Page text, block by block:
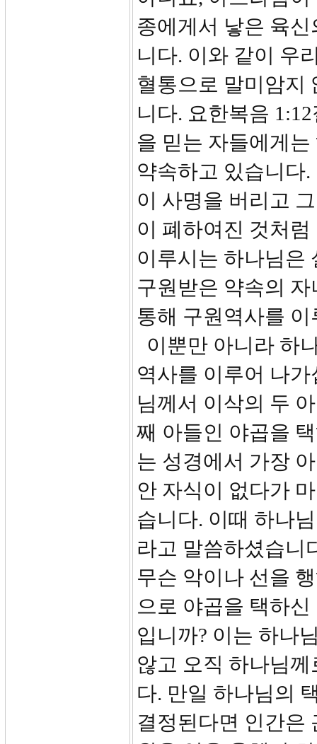
종에게서 낳은 육
니다. 이와 같이 우
혈통으로 말미암지
니다. 요한복음
을 믿는 자들에게
약속하고 있습니다
이 사명을 버리고
이 폐하여진 것처
이루시는 하나님은
구원받은 약속의
통해 구원역사를
이뿐만 아니라 하
역사를 이루어 나
님께서 이삭의 두
째 아들인 야곱을
는 성경에서 가장
안 자식이 없다가
습니다. 이때 하나
라고 말씀하셨습니
무슨 악이나 선을
으로 야곱을 택하
입니까? 이는 하나
않고 오직 하나님
다. 만일 하나님의
결정된다면 인간은